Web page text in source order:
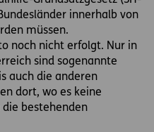
innerhalb von
müssen.
noch nicht erfolgt. Nur in
sind sogenannte
auch die anderen
dort, wo es keine
bestehenden